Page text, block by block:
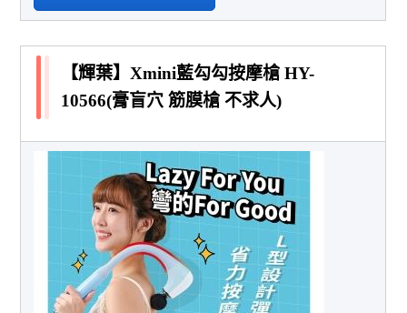
【輝葉】Xmini藍勾勾按摩槍 HY-
10566(膏盲穴 筋膜槍 不求人)